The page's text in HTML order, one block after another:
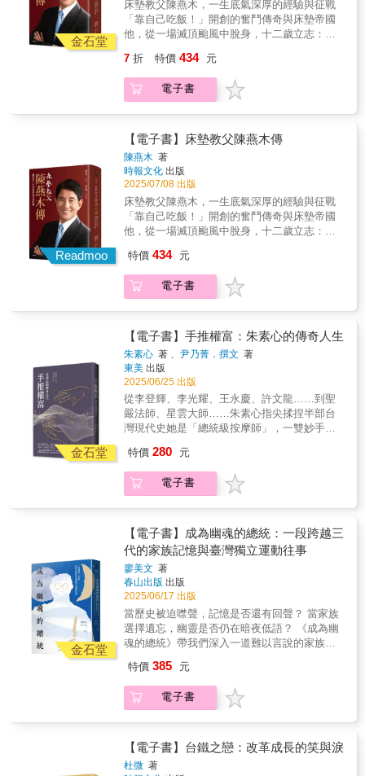
交卅年，打了廿五年保衛戰」，防止駐在國承
認中共、或支持中共進入聯合國，他自問：
黨作嫁反共，而外交陷於孤立，所為何來？
家常版本，深刻改變了千家萬戶的日常餐桌。
傅氏旋風更跨越國界，深植全球華人社群。她
的節目遠播海外，中英對照食譜則讓不諳中文
的第二代移民與國際讀者也能輕鬆學習，至今
（Michelle T. King）即是在重讀父母收藏的傅
培梅食譜時，察覺到其中蘊含豐富的文化與時
代記憶，從而展開深入追索。《切、炒、觀、
為鏡，折射出戰後臺灣社會的多重變遷──從家
庭結構的轉型、女性角色的重塑，到廚房科技
的革新（如電鍋、瓦斯爐、冰箱等）。傅的料
理風格與時俱進，重視快速簡便，後期更積極
與食品公司合作，推出調理包和泡麵，統一
「滿漢大餐」系列迄今仍廣受歡迎。書中也深
入探討傅培梅在冷戰時期扮演的角色。她的事
正統地位之際。她以整理、推廣中華料理為職
志，加上親切專業的形象深得人心，十分契合
政府對外宣傳的需求，因此成為文化外交的最
作者巧妙穿插「廚房對話」單元，將鏡頭拉回
普通人家。她訪談不同出身背景與生活型態的
海外華人女性，她們的聲音不僅為傅培梅的影
響力提供鮮活見證，也生動呈現家庭廚房如何
成為身分認同、性別實踐和文化延續的重要場
域。這些看似平凡的烹飪經驗，為宏大的歷史
敘事注入了溫度與紋理。
金石堂
床墊教父陳燕木，一生底氣深厚的經驗與征戰
「靠自己吃飯！」開創的奮鬥傳奇與床墊帝國
他，從一場滅頂颱風中脫身，十二歲立志：此
總統親頒「床墊教父」之名，創造兩岸「床墊
黃埔軍校」之美譽。他，是平凡人，也是領航
者，那位捲起袖子、實實在在做事的董事長、
變，想要躍升的那顆心－－因為他也曾從零開
始。在颱風肆虐的宜蘭，一個十二歲的少年目
睹家園被洪水吞噬，父親無助地問：「老天不
給我們飯吃，怎麼辦？」少年握緊拳頭，立下
誓言：「不靠天吃飯，不靠地吃飯，不靠人吃
飯，靠自己吃飯！」這位少年，正是日後成為
床墊業巨擘的陳燕木。從台灣鄉間清貧之家，
到全球床墊產業的重要推手，陳燕木的人生充
滿激勵人心的轉折。他曾是技工學徒，夜間在
掙扎，最終考入輔仁大學，知識能改變命運，
證明了英雄不問出身低，正式展開新的人生篇
章。1980年代，當台灣製造業蓬勃發展，他憑
藉卓越的商業嗅覺，毅然投身家具產業，前去
中國大陸開創打拼。他一手造就的運時通集
團，成為中國最大的台商床墊集團，為中國家
具業培育無數人才，被譽為「床墊界的黃埔軍
校」。在他的帶領下，運時通集團的營收從18
億台幣一路攀升至40億，並持續向50億邁進。
更令人驚嘆的是，他在68歲時遠渡重洋赴美攻
讀博士，五年內修完應修學分，繳出亮眼的博
士論文，正是學習永無止境的典範。翻開本
書，見證陳燕木如何以不屈不撓的精神，從黑
手少年蛻變為打造百億運時通跨國集團的傳奇
人物。這不只是拼搏成敗的個人故事，更是台
岸經貿文化交流協會榮譽會長許勝雄 中華民國
全國工業總會榮譽理事長
7 折 特價 434 元
電子書
Readmoo
【電子書】床墊教父陳燕木傳
陳燕木 著
時報文化 出版
2025/07/08 出版
床墊教父陳燕木，一生底氣深厚的經驗與征戰
「靠自己吃飯！」開創的奮鬥傳奇與床墊帝國
他，從一場滅頂颱風中脫身，十二歲立志：此
總統親頒「床墊教父」之名，創造兩岸「床墊
黃埔軍校」之美譽。他，是平凡人，也是領航
者，那位捲起袖子、實實在在做事的董事長、
變，想要躍升的那顆心－－因為他也曾從零開
始。在颱風肆虐的宜蘭，一個十二歲的少年目
睹家園被洪水吞噬，父親無助地問：「老天不
給我們飯吃，怎麼辦？」少年握緊拳頭，立下
誓言：「不靠天吃飯，不靠地吃飯，不靠人吃
飯，靠自己吃飯！」這位少年，正是日後成為
床墊業巨擘的陳燕木。從台灣鄉間清貧之家，
到全球床墊產業的重要推手，陳燕木的人生充
滿激勵人心的轉折。他曾是技工學徒，夜間在
掙扎，最終考入輔仁大學，知識能改變命運，
證明了英雄不問出身低，正式展開新的人生篇
章。1980年代，當台灣製造業蓬勃發展，他憑
藉卓越的商業嗅覺，毅然投身家具產業，前去
中國大陸開創打拼。他一手造就的運時通集
團，成為中國最大的台商床墊集團，為中國家
具業培育無數人才，被譽為「床墊界的黃埔軍
校」。在他的帶領下，運時通集團的營收從18
億台幣一路攀升至40億，並持續向50億邁進。
更令人驚嘆的是，他在68歲時遠渡重洋赴美攻
讀博士，五年內修完應修學分，繳出亮眼的博
士論文，正是學習永無止境的典範。翻開本
手少年蛻變為打造百億運時通跨國集團的傳奇
人物。這不只是拼搏成敗的個人故事，更是台
灣中小企業精神的最佳縮影！【專文推薦】司
全國工業總會榮譽理事長
特價 434 元
電子書
金石堂
【電子書】手推權富：朱素心的傳奇人生
朱素心 著 、尹乃菁．撰文 著
東美 出版
2025/06/25 出版
從李登輝、李光耀、王永慶、許文龍……到聖
嚴法師、星雲大師……朱素心指尖揉捏半部台
灣現代史她是「總統級按摩師」，一雙妙手推
鄉間的小女孩，如何能成為「沒拿到醫師執照
的御醫」，連新加坡總理李光耀、經營之神王
永慶，都想從李登輝手中搶人？李登輝說，她
台北，賺錢養活高雄的母親與弟弟們。阿公從
小就叮囑她：不要跟別人說，你天生就看得到
人的五臟六腑；證嚴法師說：你不是讀冊一本
一本，你要讀的是「人體一本」。遠赴日本跟
隨按摩界傳奇人物修習人體透視解剖，朱素心
結合她自己的推拿手法與經絡學問，利用自己
與生俱來的天賦為身邊的人按摩、緩解身體不
適。就這樣靠著口耳相傳，她以一介平民的身
分，成為唯一能自由出入總統官邸，為李登輝
按摩、分憂解勞的按摩師；她搭乘總統專機跟
登輝；她默默看著政要們的宦海起伏，不介
入、不攀緣，「口風很緊」。「他是他、我是
我，我不做官、我先生不做生意，我又不是他
悲憫——「我想在書裡介紹一些給老人家保養
的動作，不然他們都不知道怎麼辦；這些動作
特價 280 元
電子書
金石堂
【電子書】成為幽魂的總統：一段跨越三
代的家族記憶與臺灣獨立運動往事
廖美文 著
春山出版 出版
2025/06/17 出版
當歷史被迫噤聲，記憶是否還有回聲？ 當家族
選擇遺忘，幽靈是否仍在暗夜低語？ 《成為幽
魂的總統》帶我們深入一道難以言說的家族創
廖美文（Kim Liao）踏上尋根之旅的起點，也
是她僅有的線索。 她在美國出生長大，對祖父
廖文毅幾乎一無所知。祖母絕口不提，父親也
神祕人物，竟是一九五?年代臺灣獨立運動的領
袖，曾於東京成立「臺灣共和國臨時政府」，
特價 385 元
電子書
【電子書】台鐵之戀：改革成長的笑與淚
杜微 著